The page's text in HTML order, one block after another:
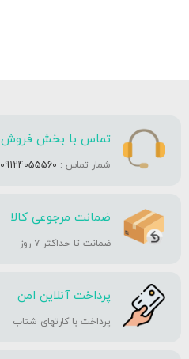
تماس با بخش فروش
شمار تماس : 09124055560
ضمانت مرجوعی کالا
ضمانت تا حداکثر ۷ روز
پرداخت آنلاین امن
پرداخت با کارتهای شتاب